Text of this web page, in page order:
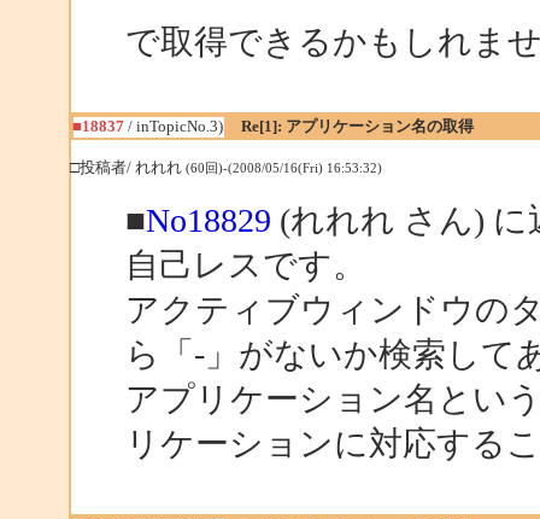
で取得できるかもしれま
■18837 / inTopicNo.3) Re[1]: アプリケーション名の取得
□投稿者/ れれれ(60回)-(2008/05/16(Fri) 16:53:32)
■No18829 (れれれ さん) に
自己レスです。
アクティブウィンドウの
ら「-」がないか検索して
アプリケーション名とい
リケーションに対応する